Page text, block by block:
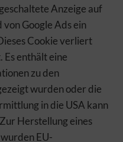
Anzeige auf
Google Ads ein
Cookie verliert
Es enthält eine
zu den
wurden oder die
in die USA kann
Herstellung eines
EU-